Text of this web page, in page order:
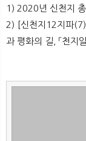
1) 2020년 신천지
2) [신천지12지파
과 평화의 길, 「천지